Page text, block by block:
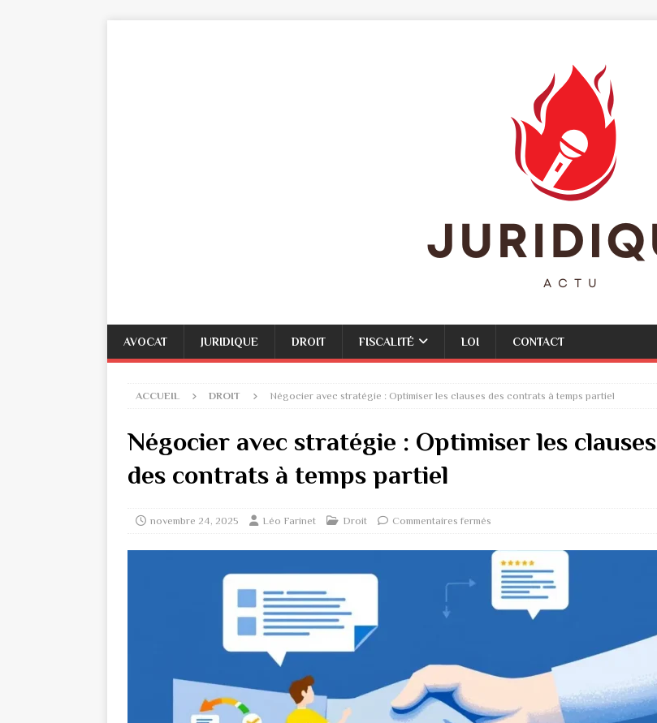
AVOCAT JURIDIQUE DROIT FISCALITÉ LOI CONTACT
ACCUEIL DROIT Négocier avec stratégie : Optimiser les clauses des contrats à temps partiel
Négocier avec stratégie : Optimiser les clauses
des contrats à temps partiel
novembre 24, 2025 Léo Farinet Droit Commentaires fermés